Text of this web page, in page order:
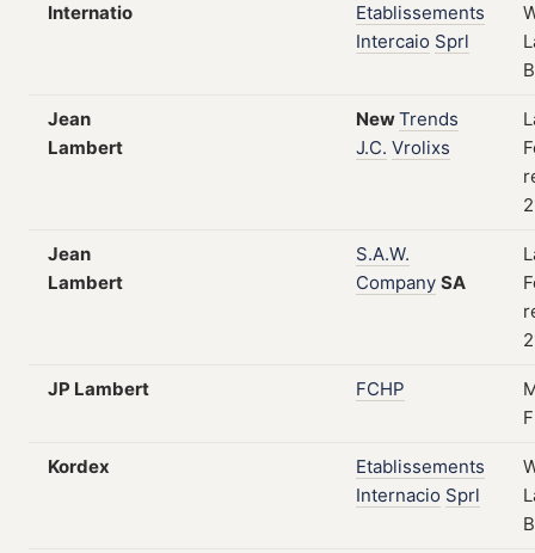
Internatio
Etablissements
Intercaio Sprl
Jean
Lambert
NewTrends
J.C. Vrolixs
Jean
Lambert
S.A.W.
Company SA
JP Lambert FCHP
Kordex
Etablissements
Internacio Sprl